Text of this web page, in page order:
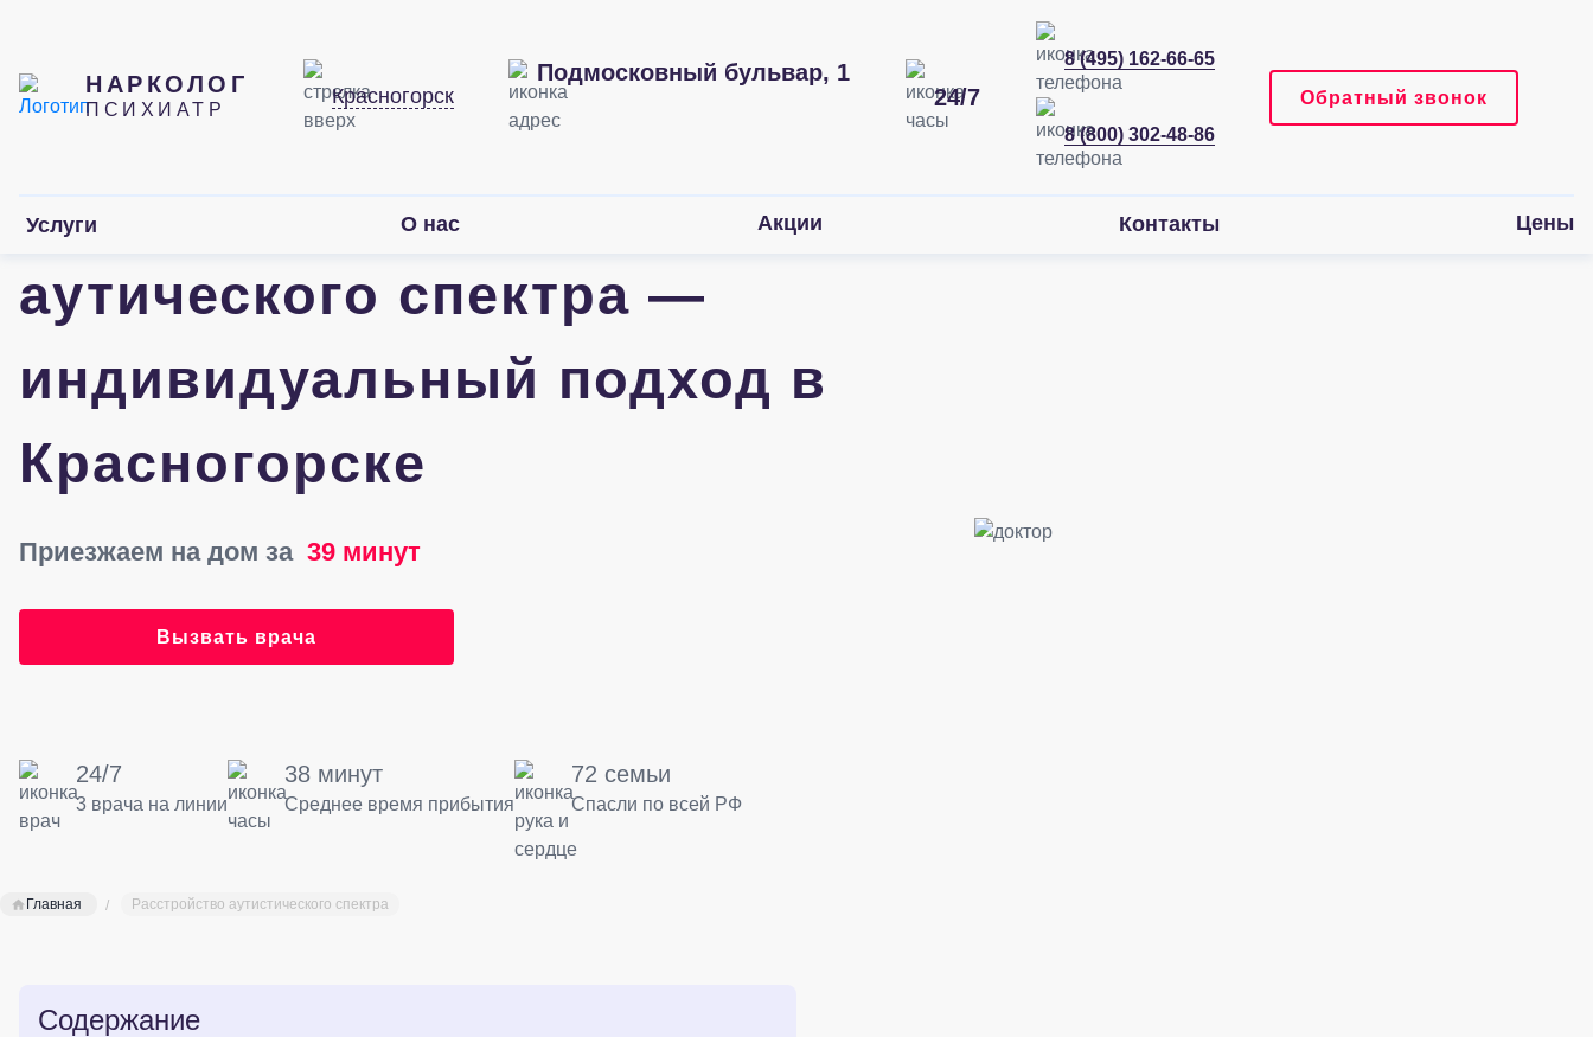
НАРКОЛОГ
ПСИХИАТР
Красногорск
Подмосковный бульвар, 1
24/7
8 (495) 162-66-65
8 (800) 302-48-86
Обратный звонок
Услуги О нас Акции Контакты Цены
Терапия расстройств
аутического спектра —
индивидуальный подход в
Красногорске
Приезжаем на дом за39 минут
Вызвать врача
24/7
3 врача на линии
38 минут
Среднее время прибытия
72 семьи
Спасли по всей РФ
Главная Расстройство аутистического спектра
Содержание